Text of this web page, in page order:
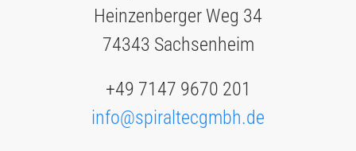
Heinzenberger Weg 34
74343 Sachsenheim
+49 7147 9670 201
info@spiraltecgmbh.de